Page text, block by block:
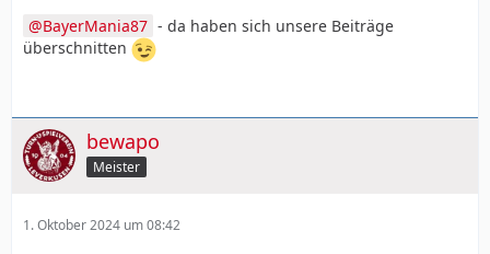
BayerMania87 - da haben sich unsere Beiträge
überschnitten
bewapo
Meister
1. Oktober 2024 um 08:42